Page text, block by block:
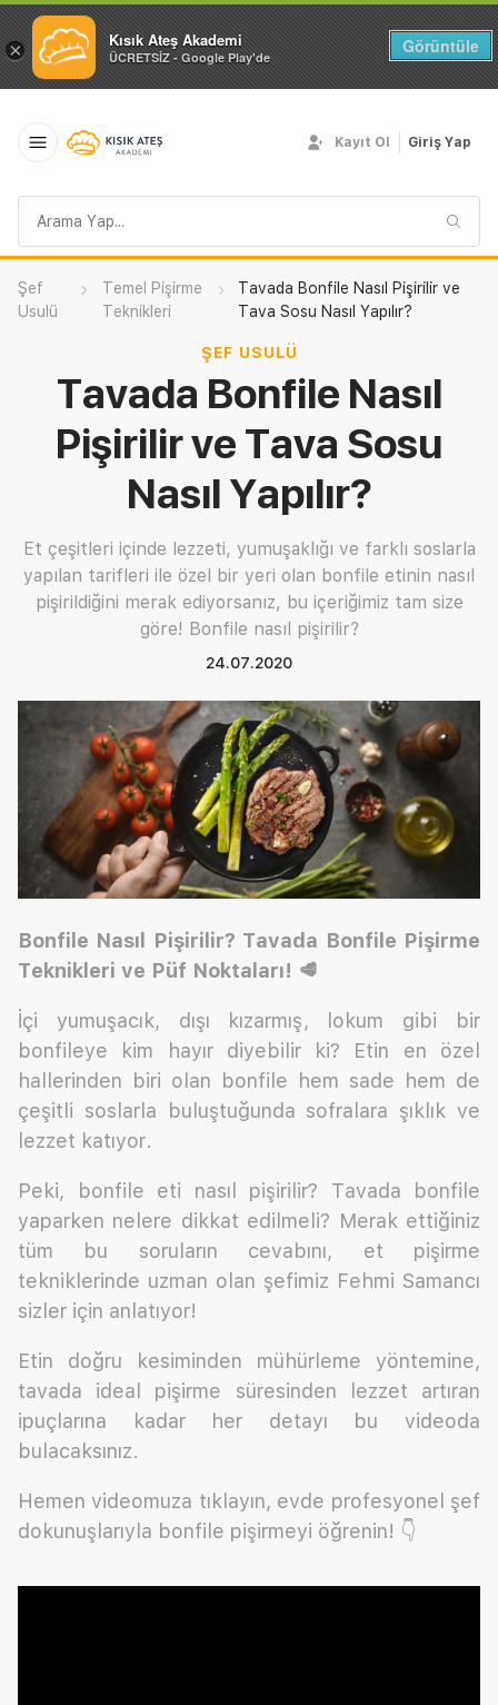
× Kısık Ateş Akademi
ÜCRETSİZ - Google Play'de
Görüntüle
sorgusu
Kayıt Ol Giriş Yap
Şef
Usulü
Temel Pişirme
Teknikleri
Tavada Bonfile Nasıl Pişirilir ve
Tava Sosu Nasıl Yapılır?
ŞEF USULÜ
Tavada Bonfile Nasıl
Pişirilir ve Tava Sosu
Nasıl Yapılır?
Et çeşitleri içinde lezzeti, yumuşaklığı ve farklı soslarla
yapılan tarifleri ile özel bir yeri olan bonfile etinin nasıl
pişirildiğini merak ediyorsanız, bu içeriğimiz tam size
göre! Bonfile nasıl pişirilir?
24.07.2020
Bonfile Nasıl Pişirilir? Tavada Bonfile Pişirme
Teknikleri ve Püf Noktaları! 🥩
İçi yumuşacık, dışı kızarmış, lokum gibi bir
bonfileye kim hayır diyebilir ki? Etin en özel
hallerinden biri olan bonfile hem sade hem de
çeşitli soslarla buluştuğunda sofralara şıklık ve
lezzet katıyor.
Peki, bonfile eti nasıl pişirilir? Tavada bonfile
yaparken nelere dikkat edilmeli? Merak ettiğiniz
tüm bu soruların cevabını, et pişirme
tekniklerinde uzman olan şefimiz Fehmi Samancı
sizler için anlatıyor!
Etin doğru kesiminden mühürleme yöntemine,
tavada ideal pişirme süresinden lezzet artıran
ipuçlarına kadar her detayı bu videoda
bulacaksınız.
Hemen videomuza tıklayın, evde profesyonel şef
dokunuşlarıyla bonfile pişirmeyi öğrenin! 👇